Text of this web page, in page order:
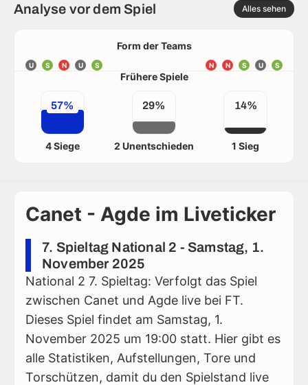
Analyse vor dem Spiel Alles sehen
Form der Teams
U S N U S S
U
S
N
N
Frühere Spiele
57%
4 Siege
29%
2 Unentschieden
14%
1 Sieg
Canet - Agde im Liveticker
7. Spieltag National 2 - Samstag, 1.
November 2025
National 2 7. Spieltag: Verfolgt das Spiel
zwischen Canet und Agde live bei FT.
Dieses Spiel findet am Samstag, 1.
November 2025 um 19:00 statt. Hier gibt es
alle Statistiken, Aufstellungen, Tore und
Torschützen, damit du den Spielstand live